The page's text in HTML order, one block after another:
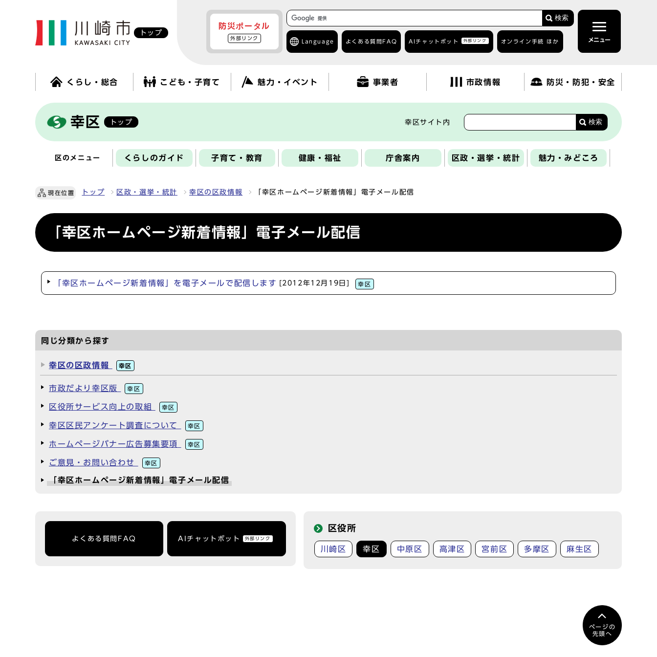
トップ
防災ポータル
外部リンク
検索
Language よくある質問 FAQ AIチャットボット 外部リンク オンライン手続 ほか メニュー
くらし・総合 こども・子育て 魅力・イベント 事業者 市政情報 防災・防犯・安全
幸区 トップ 幸区サイト内 検索
区のメニュー くらしのガイド 子育て・教育 健康・福祉 庁舎案内 区政・選挙・統計 魅力・みどころ
現在位置 トップ 区政・選挙・統計 幸区の区政情報 「幸区ホームページ新着情報」電子メール配信
「幸区ホームページ新着情報」電子メール配信
「幸区ホームページ新着情報」を電子メールで配信します [2012年12月19日] 幸区
同じ分類から探す
幸区の区政情報 幸区
市政だより幸区版 幸区
区役所サービス向上の取組 幸区
幸区区民アンケート調査について 幸区
ホームページバナー広告募集要項 幸区
ご意見・お問い合わせ 幸区
「幸区ホームページ新着情報」電子メール配信
よくある質問FAQ AIチャットボット 外部リンク
区役所
川崎区 幸区 中原区 高津区 宮前区 多摩区 麻生区
ページの
先頭へ